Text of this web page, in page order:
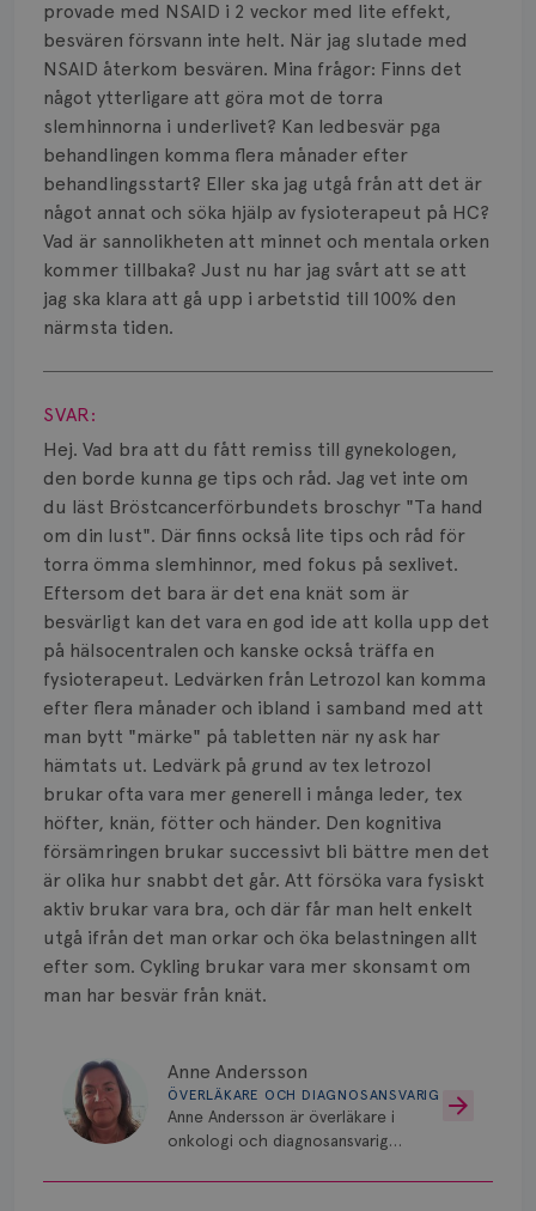
provade med NSAID i 2 veckor med lite effekt,
besvären försvann inte helt. När jag slutade med
NSAID återkom besvären. Mina frågor: Finns det
något ytterligare att göra mot de torra
slemhinnorna i underlivet? Kan ledbesvär pga
behandlingen komma flera månader efter
behandlingsstart? Eller ska jag utgå från att det är
något annat och söka hjälp av fysioterapeut på HC?
Vad är sannolikheten att minnet och mentala orken
kommer tillbaka? Just nu har jag svårt att se att
jag ska klara att gå upp i arbetstid till 100% den
närmsta tiden.
Visa svar
SVAR:
Hej. Vad bra att du fått remiss till gynekologen,
den borde kunna ge tips och råd. Jag vet inte om
du läst Bröstcancerförbundets broschyr "Ta hand
om din lust". Där finns också lite tips och råd för
torra ömma slemhinnor, med fokus på sexlivet.
Eftersom det bara är det ena knät som är
besvärligt kan det vara en god ide att kolla upp det
på hälsocentralen och kanske också träffa en
fysioterapeut. Ledvärken från Letrozol kan komma
efter flera månader och ibland i samband med att
man bytt "märke" på tabletten när ny ask har
hämtats ut. Ledvärk på grund av tex letrozol
brukar ofta vara mer generell i många leder, tex
höfter, knän, fötter och händer. Den kognitiva
försämringen brukar successivt bli bättre men det
är olika hur snabbt det går. Att försöka vara fysiskt
aktiv brukar vara bra, och där får man helt enkelt
utgå ifrån det man orkar och öka belastningen allt
efter som. Cykling brukar vara mer skonsamt om
man har besvär från knät.
Anne Andersson
ÖVERLÄKARE OCH DIAGNOSANSVARIG
Anne Andersson är överläkare i
onkologi och diagnosansvarig
Universitetssjukhus i Umeå.